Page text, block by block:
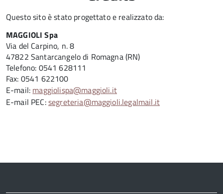
Questo sito è stato progettato e realizzato da:
MAGGIOLI Spa
Via del Carpino, n. 8
47822 Santarcangelo di Romagna (RN)
Telefono: 0541 628111
Fax: 0541 622100
E-mail: maggiolispa@maggioli.it
E-mail PEC:segreteria@maggioli.legalmail.it